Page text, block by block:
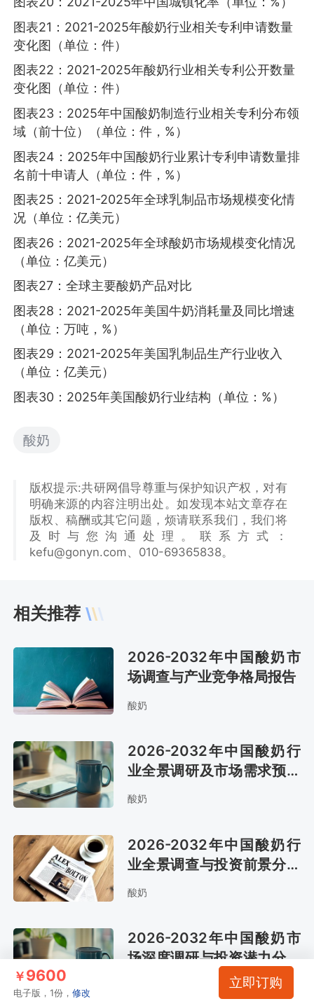
图表21：2021-2025年酸奶行业相关专利申请数量
变化图（单位：件）
图表22：2021-2025年酸奶行业相关专利公开数量
变化图（单位：件）
图表23：2025年中国酸奶制造行业相关专利分布领
域（前十位）（单位：件，%）
图表24：2025年中国酸奶行业累计专利申请数量排
名前十申请人（单位：件，%）
图表25：2021-2025年全球乳制品市场规模变化情
况（单位：亿美元）
图表26：2021-2025年全球酸奶市场规模变化情况
（单位：亿美元）
图表27：全球主要酸奶产品对比
图表28：2021-2025年美国牛奶消耗量及同比增速
（单位：万吨，%）
图表29：2021-2025年美国乳制品生产行业收入
（单位：亿美元）
图表30：2025年美国酸奶行业结构（单位：%）
酸奶
版权提示:共研网倡导尊重与保护知识产权，对有
明确来源的内容注明出处。如发现本站文章存在
版权、稿酬或其它问题，烦请联系我们，我们将
及时与您沟通处理。联系方式：
kefu@gonyn.com、010-69365838。
相关推荐
2026-2032年中国酸奶市
场调查与产业竞争格局报告
酸奶
2026-2032年中国酸奶行
业全景调研及市场需求预测
报告
酸奶
2026-2032年中国酸奶行
业全景调查与投资前景分析
报告
酸奶
2026-2032年中国酸奶市
场深度调研与投资潜力分析
￥9600
电子版，1份，修改
立即订购